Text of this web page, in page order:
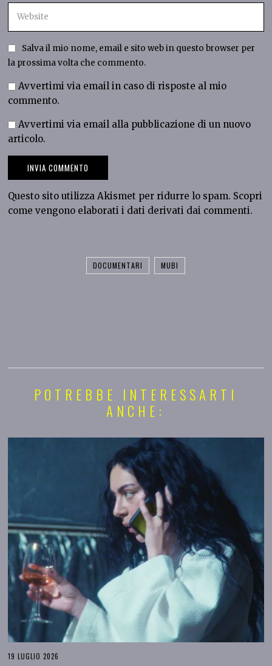
Salva il mio nome, email e sito web in questo browser per
la prossima volta che commento.
Avvertimi via email in caso di risposte al mio
commento.
Avvertimi via email alla pubblicazione di un nuovo
articolo.
Questo sito utilizza Akismet per ridurre lo spam. Scopri
come vengono elaborati i dati derivati dai commenti.
DOCUMENTARI MUBI
POTREBBE INTERESSARTI
ANCHE:
19 LUGLIO 2026